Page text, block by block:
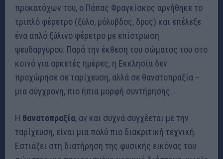
προκατόχων του, ο Πάπας Φραγκίσκος αρνήθηκε το
τριπλό φέρετρο (ξύλο, μόλυβδος, δρυς) και επέλεξε
ένα απλό ξύλινο φέρετρο με επίστρωση
ψευδαργύρου. Παρά την έκθεση του σώματος του στο
κοινό για αρκετές ημέρες, η Εκκλησία δεν
προχώρησε σε ταρίχευση, αλλά σε θανατοπραξία –
μια σύγχρονη, πιο ήπια μορφή συντήρησης.
Η θανατοπραξία, αν και συχνά συγχέεται με την
ταρίχευση, είναι μια πολύ πιο διακριτική τεχνική.
Εστιάζει στη διατήρηση της φυσικής εικόνας του